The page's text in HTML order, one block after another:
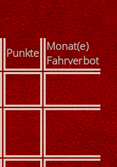
Punkte Monat(e)
Fahrverbot